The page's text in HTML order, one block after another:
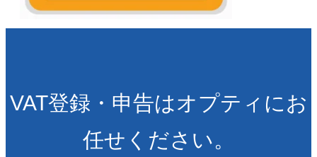
VAT登録・申告はオプティにお
任せください。